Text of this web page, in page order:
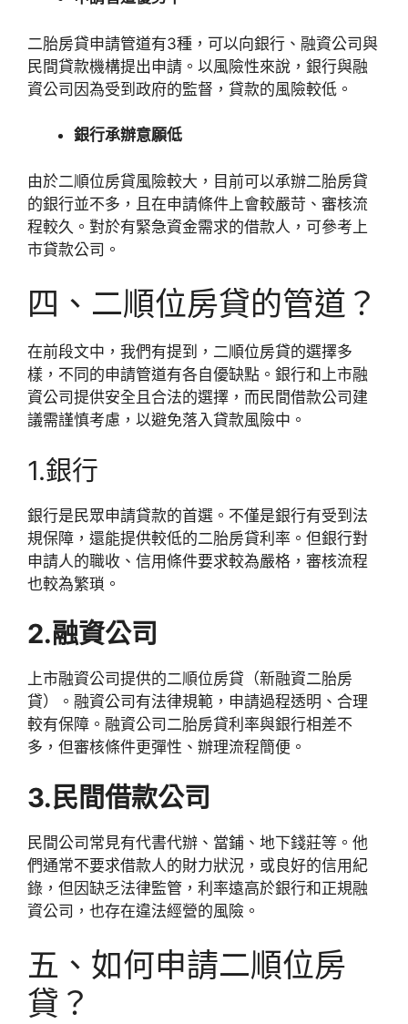
二胎房貸申請管道有3種，可以向銀行、融資公司與
民間貸款機構提出申請。以風險性來說，銀行與融
資公司因為受到政府的監督，貸款的風險較低。
銀行承辦意願低
由於二順位房貸風險較大，目前可以承辦二胎房貸
的銀行並不多，且在申請條件上會較嚴苛、審核流
程較久。對於有緊急資金需求的借款人，可參考上
市貸款公司。
四、二順位房貸的管道？
在前段文中，我們有提到，二順位房貸的選擇多
樣，不同的申請管道有各自優缺點。銀行和上市融
資公司提供安全且合法的選擇，而民間借款公司建
議需謹慎考慮，以避免落入貸款風險中。
1.銀行
銀行是民眾申請貸款的首選。不僅是銀行有受到法
規保障，還能提供較低的二胎房貸利率。但銀行對
申請人的職收、信用條件要求較為嚴格，審核流程
也較為繁瑣。
2.融資公司
上市融資公司提供的二順位房貸（新融資二胎房
貸）。融資公司有法律規範，申請過程透明、合理
較有保障。融資公司二胎房貸利率與銀行相差不
多，但審核條件更彈性、辦理流程簡便。
3.民間借款公司
民間公司常見有代書代辦、當鋪、地下錢莊等。他
們通常不要求借款人的財力狀況，或良好的信用紀
錄，但因缺乏法律監管，利率遠高於銀行和正規融
資公司，也存在違法經營的風險。
五、如何申請二順位房
貸？